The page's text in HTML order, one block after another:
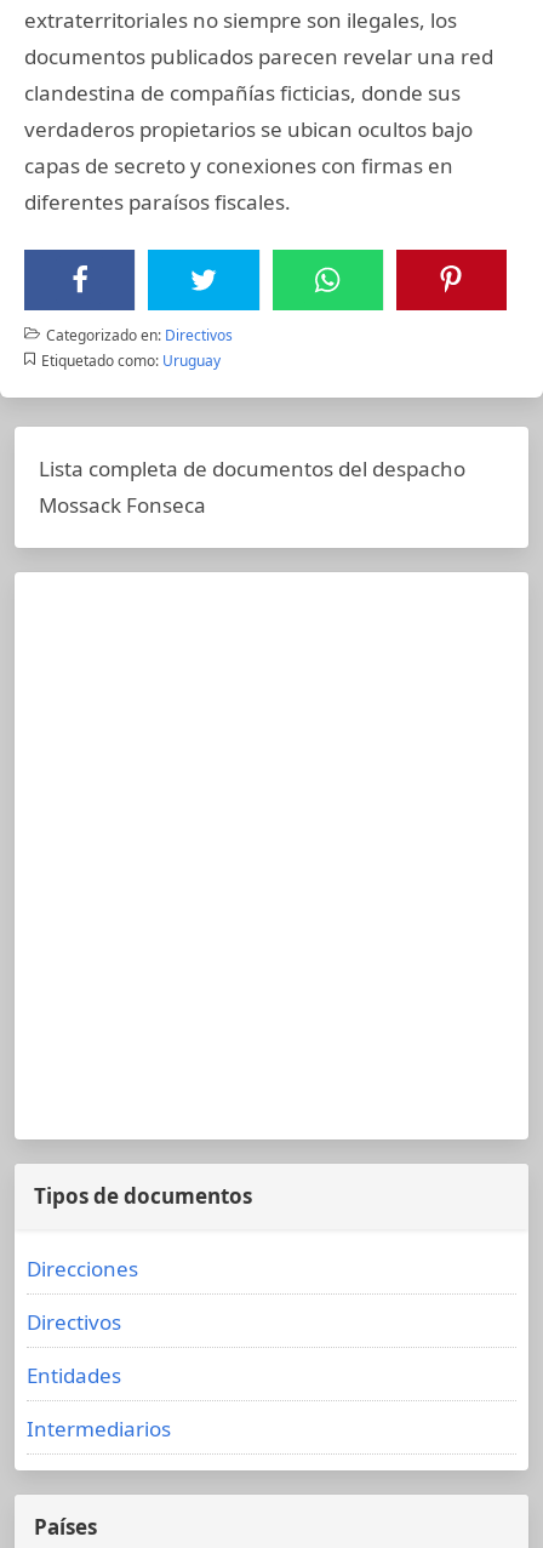
extraterritoriales no siempre son ilegales, los
documentos publicados parecen revelar una red
clandestina de compañías ficticias, donde sus
verdaderos propietarios se ubican ocultos bajo
capas de secreto y conexiones con firmas en
diferentes paraísos fiscales.
Categorizado en: Directivos
Etiquetado como: Uruguay
Lista completa de documentos del despacho
Mossack Fonseca
Tipos de documentos
Direcciones
Directivos
Entidades
Intermediarios
Países